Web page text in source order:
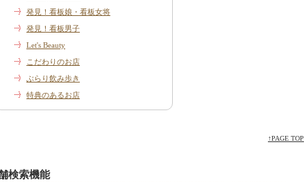
発見！看板娘・看板女将
発見！看板男子
Let's Beauty
こだわりのお店
ぶらり飲み歩き
特典のあるお店
↑PAGE TOP
検索機能